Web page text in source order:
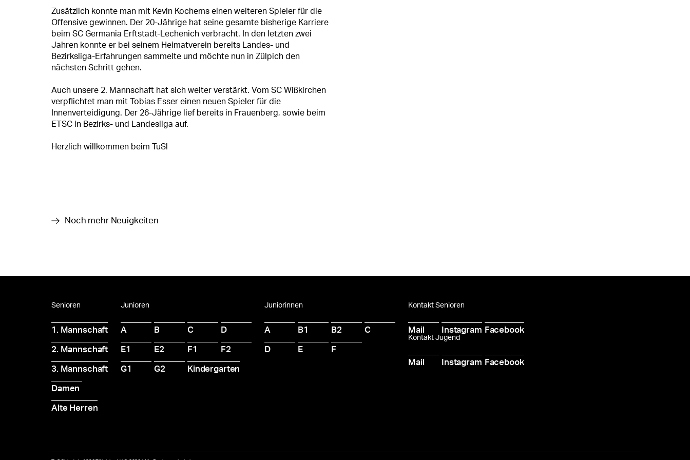
Zusätzlich konnte man mit Kevin Kochems einen weiteren Spieler für die
Offensive gewinnen. Der 20-Jährige hat seine gesamte bisherige Karriere
beim SC Germania Erftstadt-Lechenich verbracht. In den letzten zwei
Jahren konnte er bei seinem Heimatverein bereits Landes- und
Bezirksliga-Erfahrungen sammelte und möchte nun in Zülpich den
nächsten Schritt gehen.
Auch unsere 2. Mannschaft hat sich weiter verstärkt. Vom SC Wißkirchen
verpflichtet man mit Tobias Esser einen neuen Spieler für die
Innenverteidigung. Der 26-Jährige lief bereits in Frauenberg, sowie beim
ETSC in Bezirks- und Landesliga auf.
Herzlich willkommen beim TuS!
Noch mehr Neuigkeiten
Senioren
1. Mannschaft
2. Mannschaft
3. Mannschaft
Damen
Alte Herren
Junioren
A B C D
E1 E2 F1 F2
G1 G2 Kindergarten
Juniorinnen
A B1 B2 C
D E F
Kontakt Senioren
Mail Instagram Facebook
Kontakt Jugend
Mail Instagram Facebook